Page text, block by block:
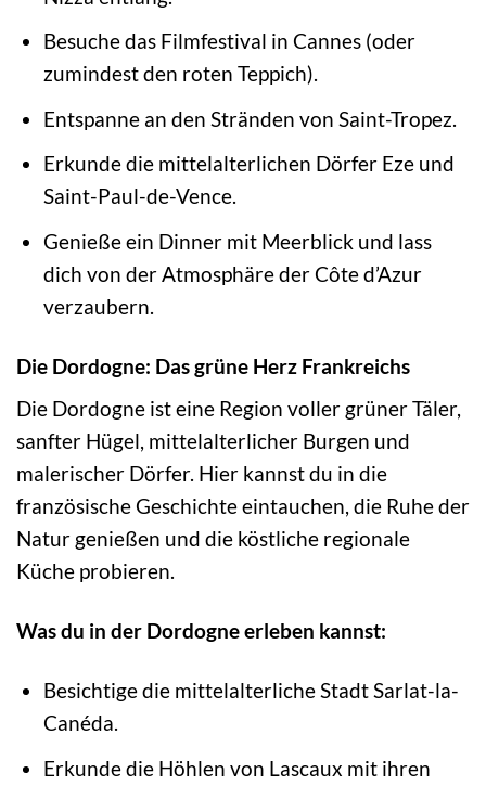
Besuche das Filmfestival in Cannes (oder
zumindest den roten Teppich).
Entspanne an den Stränden von Saint-Tropez.
Erkunde die mittelalterlichen Dörfer Eze und
Saint-Paul-de-Vence.
Genieße ein Dinner mit Meerblick und lass
dich von der Atmosphäre der Côte d’Azur
verzaubern.
Die Dordogne: Das grüne Herz Frankreichs
Die Dordogne ist eine Region voller grüner Täler,
sanfter Hügel, mittelalterlicher Burgen und
malerischer Dörfer. Hier kannst du in die
französische Geschichte eintauchen, die Ruhe der
Natur genießen und die köstliche regionale
Küche probieren.
Was du in der Dordogne erleben kannst:
Besichtige die mittelalterliche Stadt Sarlat-la-
Canéda.
Erkunde die Höhlen von Lascaux mit ihren